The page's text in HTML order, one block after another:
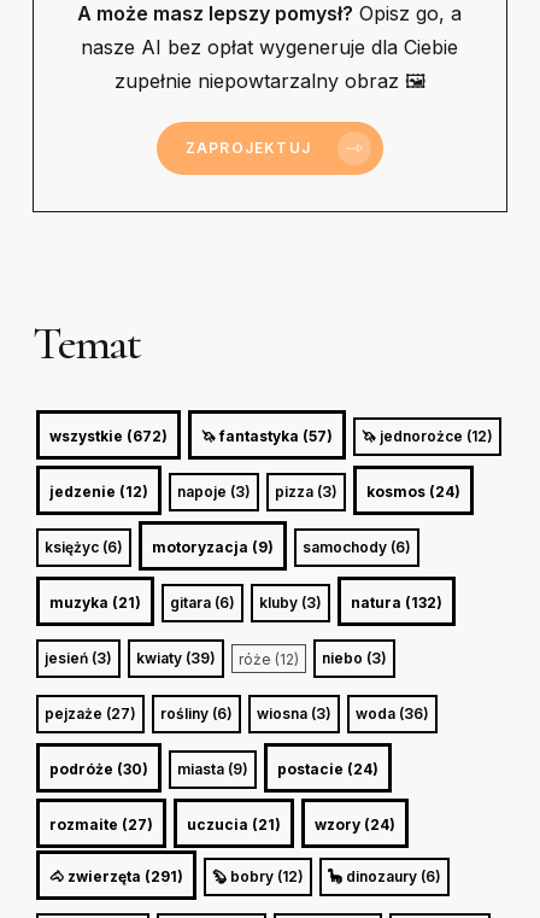
A może masz lepszy pomysł? Opisz go, a
nasze AI bez opłat wygeneruje dla Ciebie
zupełnie niepowtarzalny obraz 🖼
ZAPROJEKTUJ
Temat
wszystkie (672) 🦄 fantastyka (57) 🦄 jednorożce (12)
jedzenie (12) napoje (3) pizza (3) kosmos (24)
księżyc (6) motoryzacja (9) samochody (6)
muzyka (21) gitara (6) kluby (3) natura (132)
jesień (3) kwiaty (39) róże (12) niebo (3)
pejzaże (27) rośliny (6) wiosna (3) woda (36)
podróże (30) miasta (9) postacie (24)
rozmaite (27) uczucia (21) wzory (24)
🐴 zwierzęta (291) 🦫 bobry (12) 🦕 dinozaury (6)